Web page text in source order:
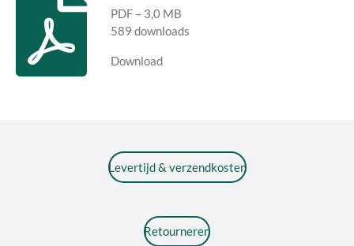
PDF – 3,0 MB
589 downloads
Download
Levertijd & verzendkosten
Retourneren